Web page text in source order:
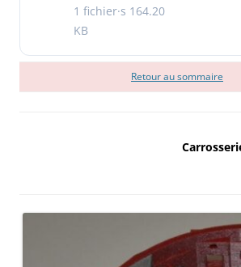
1 fichier·s 164.20
KB
Retour au sommaire